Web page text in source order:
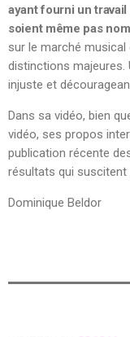
ayant fourni un
soient même pas
sur le marché
distinctions majeures.
injuste et
Dans sa vidéo, bien
vidéo, ses propos
publication récente
résultats qui
Dominique Beldor